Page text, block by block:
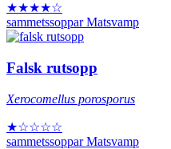
★★★★☆
sammetssoppar Matsvamp
Falsk rutsopp
Xerocomellus porosporus
★☆☆☆☆
sammetssoppar Matsvamp